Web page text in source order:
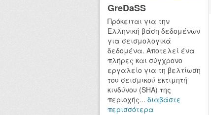
GreDaSS
Πρόκειται για την
Ελληνική βάση δεδομένων
για σεισμολογικά
δεδομένα. Αποτελεί ένα
πλήρες και σύγχρονο
εργαλείο για τη βελτίωση
του σεισμικού εκτιμητή
κινδύνου (SHA) της
περιοχής... διαβάστε
περισσότερα